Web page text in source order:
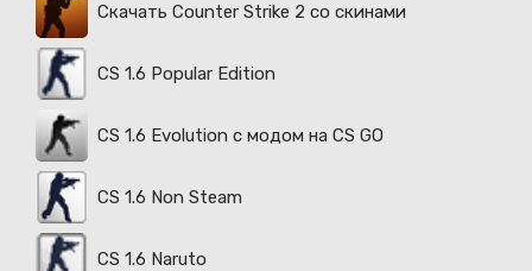
Скачать Counter Strike 2 со скинами
CS 1.6 Popular Edition
CS 1.6 Evolution с модом на CS GO
CS 1.6 Non Steam
CS 1.6 Naruto